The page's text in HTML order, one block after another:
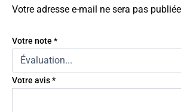
Votre adresse e-mail ne sera pas
Votre note *
Votre avis*